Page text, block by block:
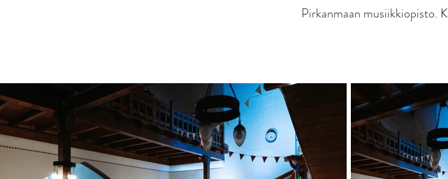
Pirkanmaan musiikkiopisto.